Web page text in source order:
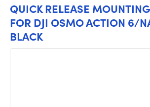
QUICK RELEASE
FOR DJI OSMO ACTION 6/
BLACK